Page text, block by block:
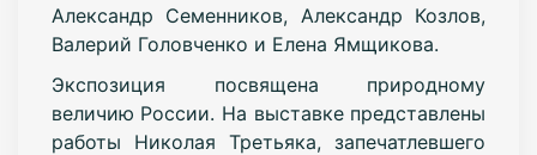
Александр Семенников, Александр Козлов,
Валерий Головченко и Елена Ямщикова.
Экспозиция посвящена природному
величию России. На выставке представлены
работы Николая Третьяка, запечатлевшего